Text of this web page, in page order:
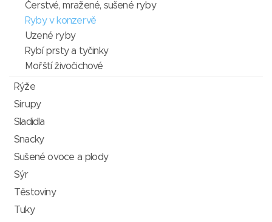
Čerstvé, mražené, sušené ryby
Ryby v konzervě
Uzené ryby
Rybí prsty a tyčinky
Mořští živočichové
Rýže
Sirupy
Sladidla
Snacky
Sušené ovoce a plody
Sýr
Těstoviny
Tuky